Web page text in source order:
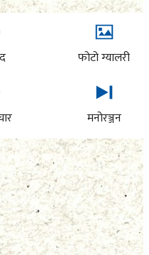
फोटो ग्यालरी
मनोरञ्जन